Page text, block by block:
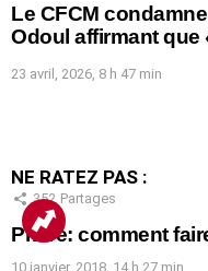
Le CFCM
Odoul affirmant que
23 avril, 2026, 8 h 47 min
NE RATEZ PAS :
352 Partages
Prière: comment
10 janvier, 2018, 14 h 27 min